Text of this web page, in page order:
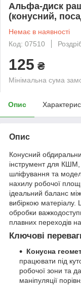
Альфа-диск
(конусний,
Немає в наявності
Код: 07510
125 ₴
Мінімальна сума
Опис
Опис
Конусний
інструмент для КШМ,
шліфування та
нахилу робочої
ідеальний баланс
вибіркою
обробки
плавних переходів
Ключові
Конусна
працювати під
робочої зони та
маніпуляції